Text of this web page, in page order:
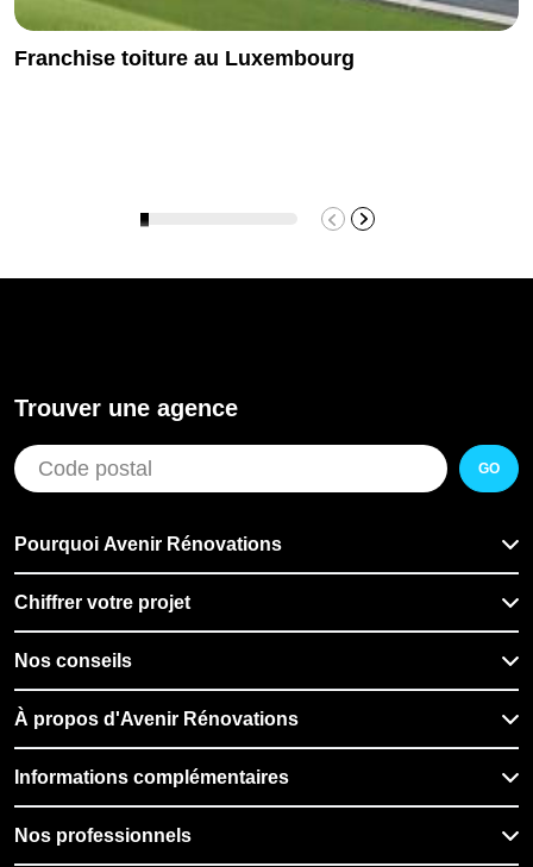
Franchise toiture au Luxembourg
Trouver une agence
GO
Pourquoi Avenir Rénovations
Chiffrer votre projet
Nos conseils
À propos d'Avenir Rénovations
Informations complémentaires
Nos professionnels